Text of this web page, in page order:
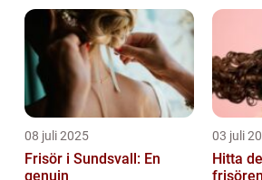
08 juli 2025
Frisör i Sundsvall: En
genuin
03 juli
Hitta